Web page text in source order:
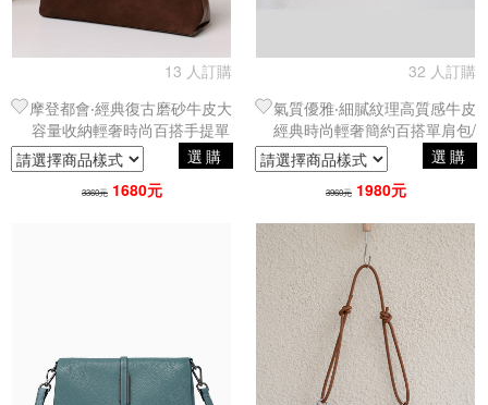
13 人訂購
摩登都會‧經典復古磨砂牛皮大
容量收納輕奢時尚百搭手提單
肩包／腋下包
選購
3360元 1680元
32 人訂購
氣質優雅‧細膩紋理高質感牛皮
經典時尚輕奢簡約百搭單肩包/
腋下包
選購
3960元 1980元